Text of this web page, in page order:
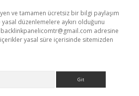
ve tamamen ücretsiz bir bilgi paylaşım
düzenlemelere aykırı olduğunu
backlinkpanelicomtr@gmail.com adresine
yasal süre içerisinde sitemizden